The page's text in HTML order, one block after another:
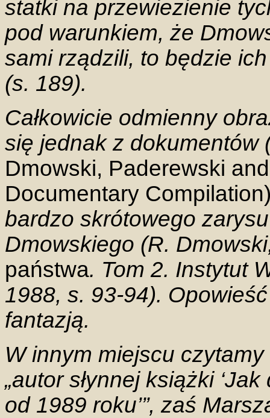
statki na przewiezienie
pod warunkiem, że
sami rządzili, to będzie
(s. 189).
Całkowicie odmienny
się jednak z dokumentów
Dmowski, Paderewski
Documentary
bardzo skrótowego
Dmowskiego (R.
państwa. Tom 2. Instytut
1988, s. 93-94).
fantazją.
W innym miejscu
„autor słynnej książki
od 1989 roku’”, zaś